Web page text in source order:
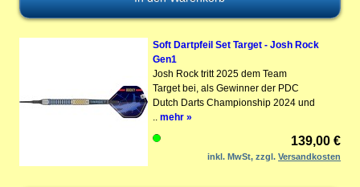
Soft Dartpfeil Set Target - Josh Rock
Gen1
Josh Rock tritt 2025 dem Team
Target bei, als Gewinner der PDC
Dutch Darts Championship 2024 und
.. mehr »
139,00 €
inkl. MwSt, zzgl.Versandkosten